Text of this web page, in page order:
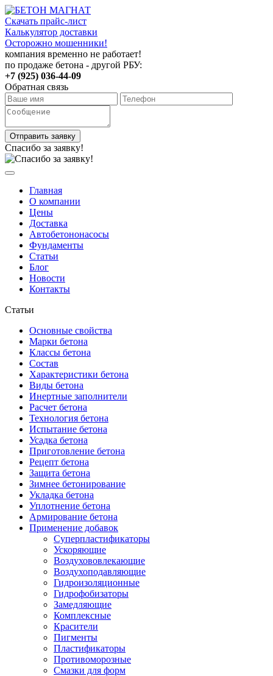
Скачать прайс-лист
Калькулятор доставки
Осторожно мошенники!
компания временно не работает!
по продаже бетона - другой РБУ:
+7 (925) 036-44-09
Обратная связь
Отправить заявку
Спасибо за заявку!
Главная
О компании
Цены
Доставка
Автобетононасосы
Фундаменты
Статьи
Блог
Новости
Контакты
Статьи
Основные свойства
Марки бетона
Классы бетона
Состав
Характеристики бетона
Виды бетона
Инертные заполнители
Расчет бетона
Технология бетона
Испытание бетона
Усадка бетона
Приготовление бетона
Рецепт бетона
Защита бетона
Зимнее бетонирование
Укладка бетона
Уплотнение бетона
Армирование бетона
Применение добавок
Суперпластификаторы
Ускоряющие
Воздухововлекающие
Воздухоподавляющие
Гидроизоляционные
Гидрофобизаторы
Замедляющие
Комплексные
Красители
Пигменты
Пластификаторы
Противоморозные
Смазки для форм